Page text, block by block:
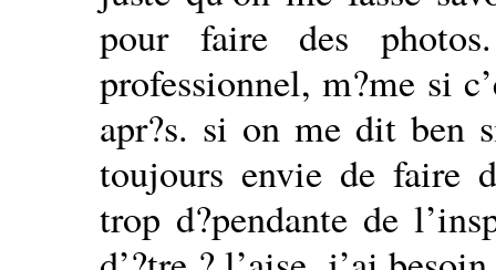
pour faire des
professionnel, m?me si
apr?s. si on me dit ben
toujours envie de faire
trop d?pendante de